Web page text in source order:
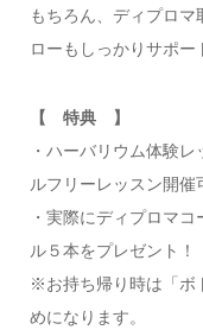
もちろん、ディプロ
ローもしっかりサポー
【 特典 】
・ハーバリウム体験
ルフリーレッスン開催
・実際にディプロマ
ル５本をプレゼント！
※お持ち帰り時は「ボ
めになります。